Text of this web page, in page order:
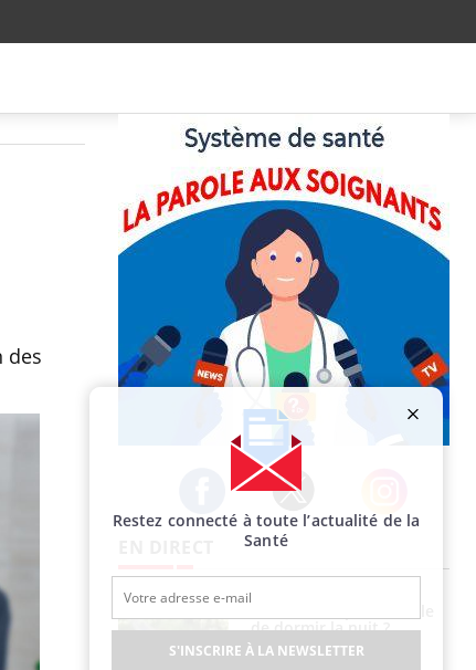
des
Facebook Twitter Instagram
dengue,
se passe-
de la
de dormir la nuit ?
Restez connecté à toute l’actualité de la
Santé
S'INSCRIRE À LA NEWSLETTER